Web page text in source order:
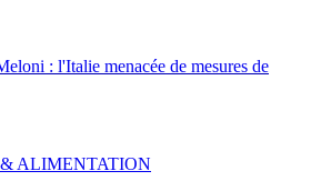
: l'Italie menacée de mesures de
ALIMENTATION